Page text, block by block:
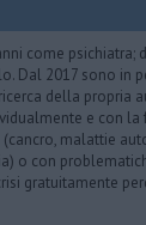
come psichiatra;
Dal 2017 sono in
della propria
e con
malattie
o con
gratuitamente